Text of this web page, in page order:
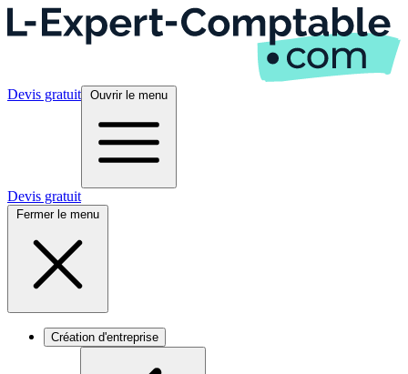
Devis gratuit Ouvrir le menu
Devis gratuit
Fermer le menu
Création d'entreprise